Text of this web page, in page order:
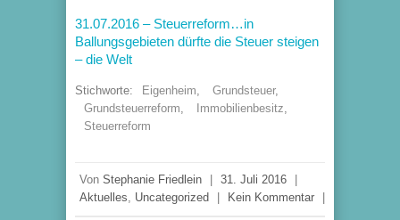
31.07.2016 – Steuerreform…in
Ballungsgebieten dürfte die Steuer steigen
– die Welt
Stichworte: Eigenheim, Grundsteuer,
Grundsteuerreform, Immobilienbesitz,
Steuerreform
Von Stephanie Friedlein 31. Juli 2016
Aktuelles, Uncategorized Kein Kommentar